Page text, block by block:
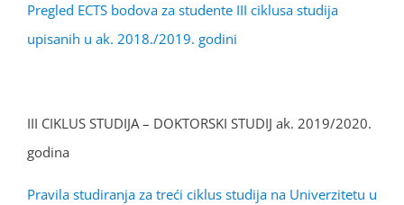
Pregled ECTS bodova za studente III ciklusa studija
upisanih u ak. 2018./2019. godini
III CIKLUS STUDIJA – DOKTORSKI STUDIJ ak. 2019/2020.
godina
Pravila studiranja za treći ciklus studija na Univerzitetu u